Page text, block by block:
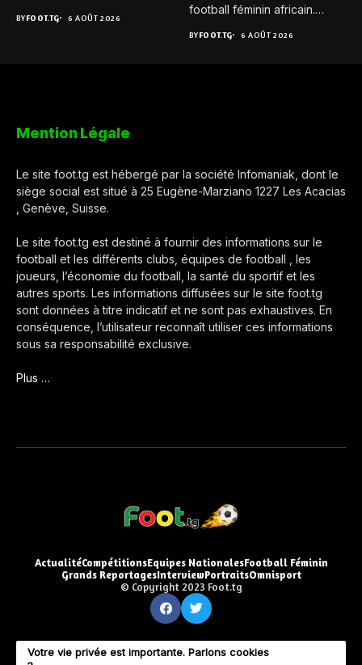
BYFOOT.TG 6 AOÛT 2026
football féminin africain.
BYFOOT.TG 6 AOÛT 2026
Mention Légale
Le site foot.tg est hébergé par la société Infomaniak, dont le
siège social est situé à 25 Eugène-Marziano 1227 Les Acacias
, Genève, Suisse.
Le site foot.tg est destiné à fournir des informations sur le
football et les différents clubs, équipes de football , les
joueurs, l’économie du football, la santé du sportif et les
autres sports. Les informations diffusées sur le site foot.tg
sont données à titre indicatif et ne sont pas exhaustives. En
conséquence, l’utilisateur reconnaît utiliser ces informations
sous sa responsabilité exclusive.
Plus …
ActualitéCompétitionsEquipes NationalesFootball Féminin
Grands ReportagesInterviewPortraitsOmnisport
© Copyright 2023 Foot.tg
Votre vie privée est importante. Parlons cookies